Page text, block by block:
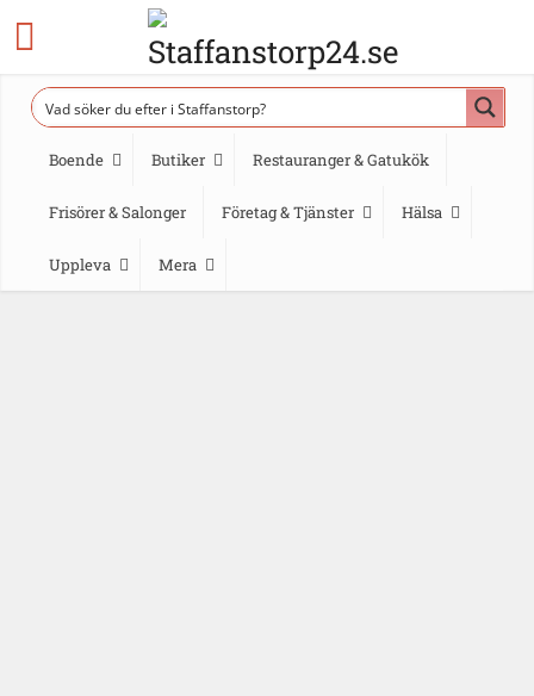
Boende Butiker Restauranger & Gatukök
Frisörer & Salonger Företag & Tjänster Hälsa
Uppleva Mera